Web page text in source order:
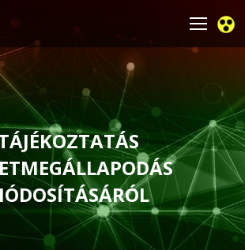
You are here: